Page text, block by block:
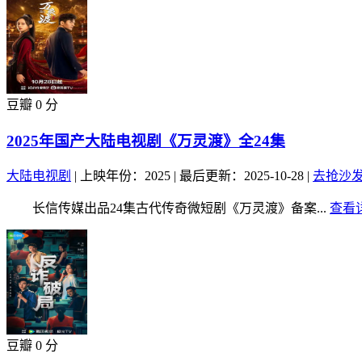
豆瓣 0 分
2025年国产大陆电视剧《万灵渡》全24集
大陆电视剧 | 上映年份：2025 | 最后更新：2025-10-28 | 去抢沙
长信传媒出品24集古代传奇微短剧《万灵渡》备案... 查看
豆瓣 0 分